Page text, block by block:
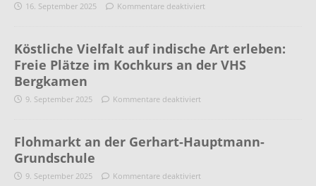
16. September 2025 Kommentare deaktiviert
Köstliche Vielfalt auf indische Art erleben:
Freie Plätze im Kochkurs an der VHS
Bergkamen
9. September 2025 Kommentare deaktiviert
Flohmarkt an der Gerhart-Hauptmann-
Grundschule
9. September 2025 Kommentare deaktiviert